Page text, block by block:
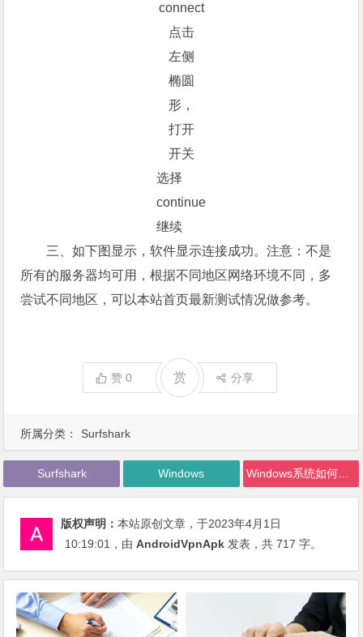
所属分类： Surfshark
connect
点击
左侧
椭圆
形，
打开
开关
选择
continue
继续
三、如下图显示，软件显示连接成功。注意：不是
所有的服务器均可用，根据不同地区网络环境不同，多
尝试不同地区，可以本站首页最新测试情况做参考。
赞0 赏 分享
Surfshark Windows Windows系统如何下载并使用Surfshark
版权声明：本站原创文章，于2023年4月1日
10:19:01 ，由AndroidVpnApk 发表，共 717 字。